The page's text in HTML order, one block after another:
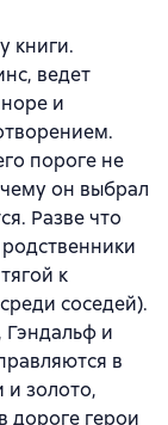
книги.
ведет
и
пороге не
он выбрал
Разве что
к
соседей).
Гэндальф и
в
и золото,
герои